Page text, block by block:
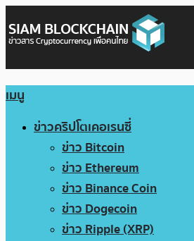
เมนู
ข่าวคริปโตเคอเรนซี่
ข่าว Bitcoin
ข่าว Ethereum
ข่าว Binance Coin
ข่าว Dogecoin
ข่าว Ripple (XRP)